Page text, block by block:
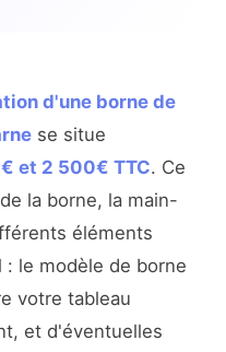
d'une borne de
se situe
et 2 500€ TTC. Ce
la borne, la main-
éléments
le modèle de borne
votre tableau
et d'éventuelles